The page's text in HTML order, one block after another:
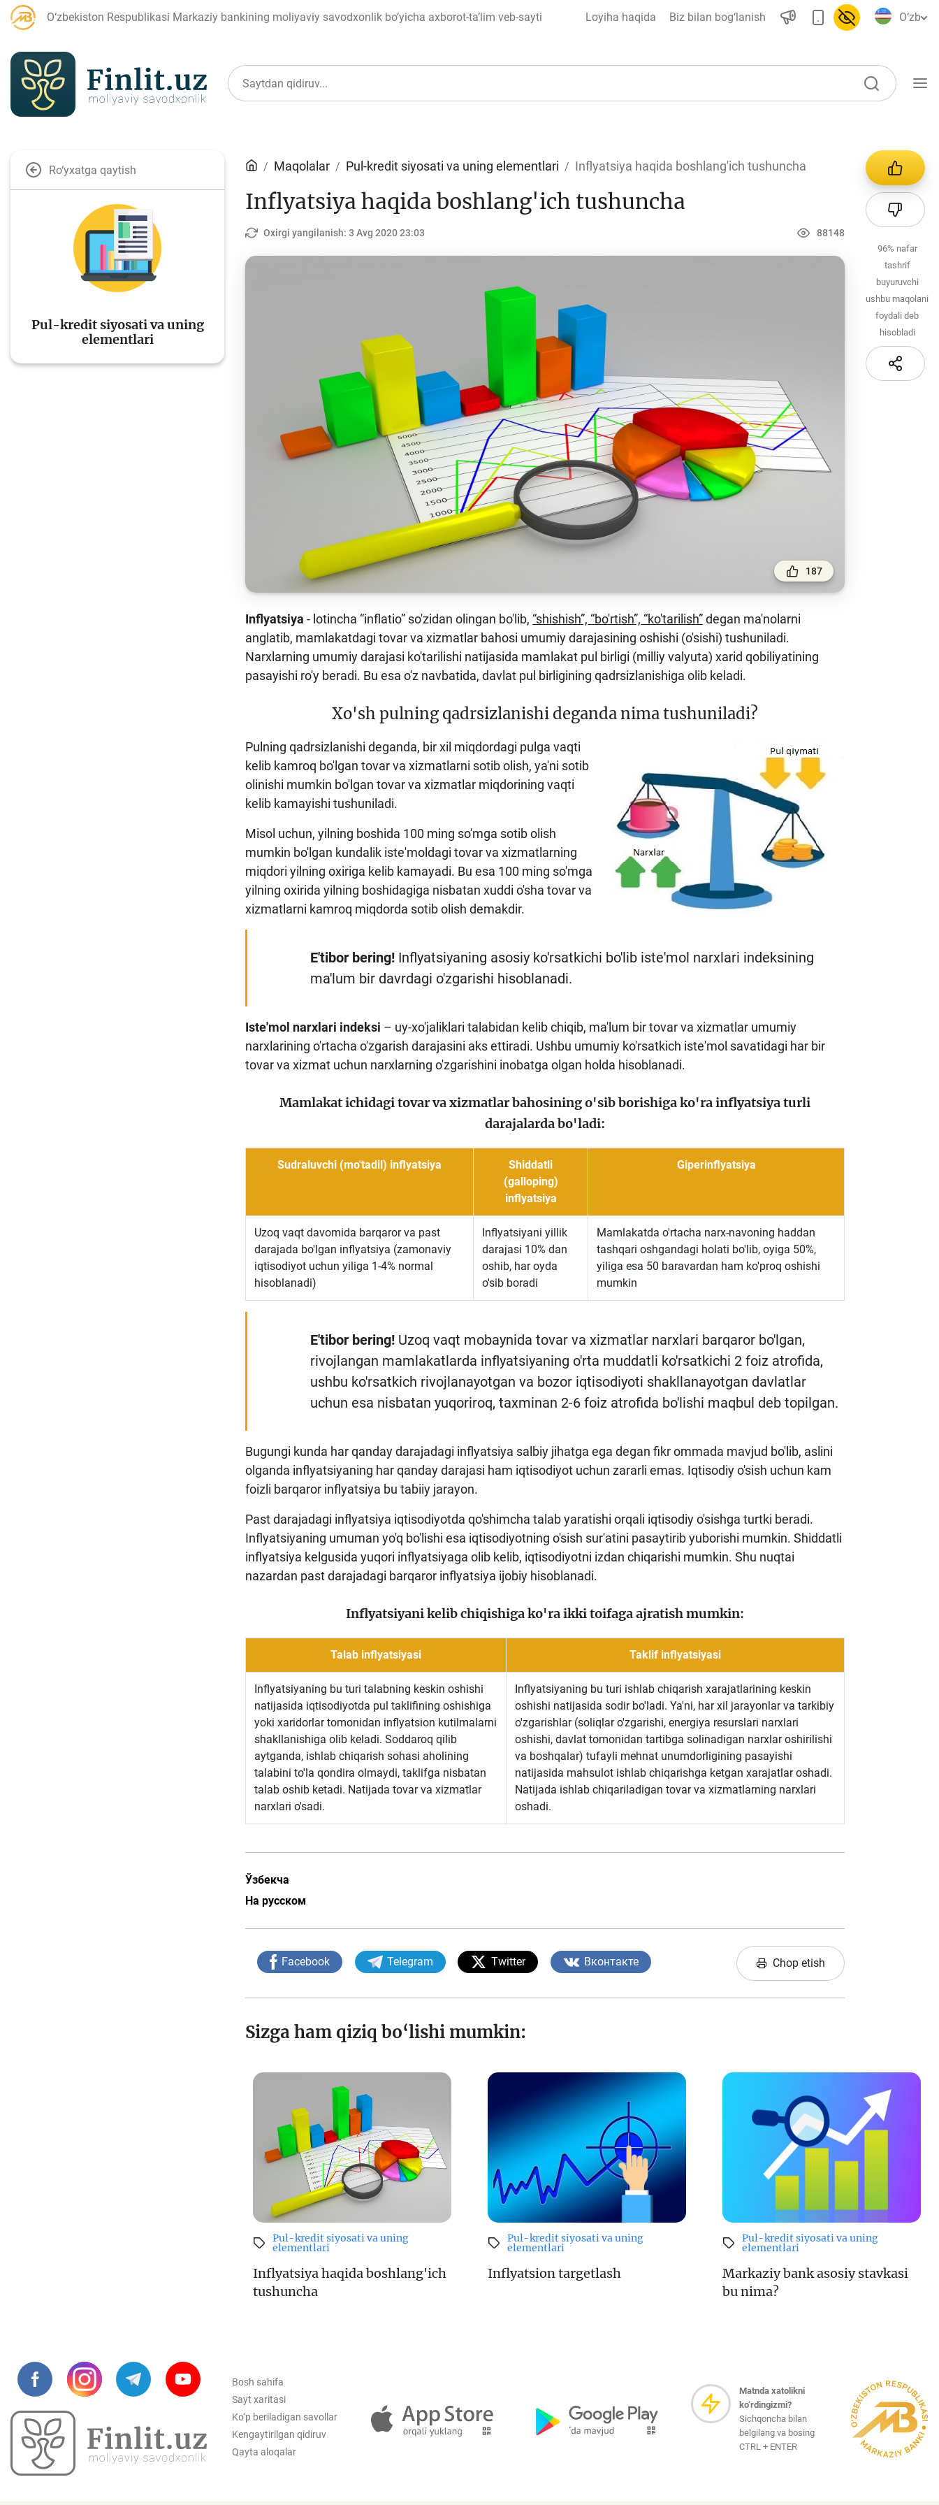
O‘zbekiston Respublikasi Markaziy bankining moliyaviy savodxonlik bo‘yicha axborot-ta’lim veb-sayti Loyiha haqida Biz bilan bog‘lanish O‘zb
Bank agentlari uchun Pul Islom moliyasi
Depozit (omonatlar)
To'lov va o'tkazmalar Moliya bozori
Pul-kredit siyosati va
uning elementlari
Bank xizmatlari
iste'molchilari
huquqlari
Kichik va oʻrta biznes
vakillari uchun onlayn
oʻquv dastur
Loyihalar
Interaktiv xizmatlar
Fotogalereya
Loyiha haqida
Kengaytirilgan qidiruv
Ro‘yxatga qaytish
Pul-kredit siyosati va uning
elementlari
Maqolalar Pul-kredit siyosati va uning elementlari Inflyatsiya haqida boshlang'ich tushuncha
Inflyatsiya haqida boshlang'ich tushuncha
Oxirgi yangilanish: 3 Avg 2020 23:03 88148
187
Inflyatsiya - lotincha “inflatio” so'zidan olingan bo'lib, “shishish”, “bo'rtish”, “ko'tarilish”degan ma'nolarni
anglatib, mamlakatdagi tovar va xizmatlar bahosi umumiy darajasining oshishi (o'sishi) tushuniladi.
Narxlarning umumiy darajasi ko'tarilishi natijasida mamlakat pul birligi (milliy valyuta) xarid qobiliyatining
pasayishi ro'y beradi. Bu esa o'z navbatida, davlat pul birligining qadrsizlanishiga olib keladi.
Xo'sh pulning qadrsizlanishi deganda nima tushuniladi?
Pulning qadrsizlanishi deganda, bir xil miqdordagi pulga vaqti
kelib kamroq bo'lgan tovar va xizmatlarni sotib olish, ya'ni sotib
olinishi mumkin bo'lgan tovar va xizmatlar miqdorining vaqti
kelib kamayishi tushuniladi.
Misol uchun, yilning boshida 100 ming so'mga sotib olish
mumkin bo'lgan kundalik iste'moldagi tovar va xizmatlarning
miqdori yilning oxiriga kelib kamayadi. Bu esa 100 ming so'mga
yilning oxirida yilning boshidagiga nisbatan xuddi o'sha tovar va
xizmatlarni kamroq miqdorda sotib olish demakdir.
E'tibor bering! Inflyatsiyaning asosiy ko'rsatkichi bo'lib iste'mol narxlari indeksining
ma'lum bir davrdagi o'zgarishi hisoblanadi.
Iste'mol narxlari indeksi – uy-xo'jaliklari talabidan kelib chiqib, ma'lum bir tovar va xizmatlar umumiy
narxlarining o'rtacha o'zgarish darajasini aks ettiradi. Ushbu umumiy ko'rsatkich iste'mol savatidagi har bir
tovar va xizmat uchun narxlarning o'zgarishini inobatga olgan holda hisoblanadi.
Mamlakat ichidagi tovar va xizmatlar bahosining o'sib borishiga ko'ra inflyatsiya turli
darajalarda bo'ladi:
Sudraluvchi (mo'tadil) inflyatsiya
Shiddatli
(galloping)
inflyatsiya
Giperinflyatsiya
Uzoq vaqt davomida barqaror va past
darajada bo'lgan inflyatsiya (zamonaviy
iqtisodiyot uchun yiliga 1-4% normal
hisoblanadi)
Inflyatsiyani yillik
darajasi 10% dan
oshib, har oyda
o'sib boradi
Mamlakatda o'rtacha narx-navoning haddan
tashqari oshgandagi holati bo'lib, oyiga 50%,
yiliga esa 50 baravardan ham ko'proq oshishi
mumkin
E'tibor bering! Uzoq vaqt mobaynida tovar va xizmatlar narxlari barqaror bo'lgan,
rivojlangan mamlakatlarda inflyatsiyaning o'rta muddatli ko'rsatkichi 2 foiz atrofida,
ushbu ko'rsatkich rivojlanayotgan va bozor iqtisodiyoti shakllanayotgan davlatlar
uchun esa nisbatan yuqoriroq, taxminan 2-6 foiz atrofida bo'lishi maqbul deb topilgan.
Bugungi kunda har qanday darajadagi inflyatsiya salbiy jihatga ega degan fikr ommada mavjud bo'lib, aslini
olganda inflyatsiyaning har qanday darajasi ham iqtisodiyot uchun zararli emas. Iqtisodiy o'sish uchun kam
foizli barqaror inflyatsiya bu tabiiy jarayon.
Past darajadagi inflyatsiya iqtisodiyotda qo'shimcha talab yaratishi orqali iqtisodiy o'sishga turtki beradi.
Inflyatsiyaning umuman yo'q bo'lishi esa iqtisodiyotning o'sish sur'atini pasaytirib yuborishi mumkin. Shiddatli
inflyatsiya kelgusida yuqori inflyatsiyaga olib kelib, iqtisodiyotni izdan chiqarishi mumkin. Shu nuqtai
nazardan past darajadagi barqaror inflyatsiya ijobiy hisoblanadi.
Inflyatsiyani kelib chiqishiga ko'ra ikki toifaga ajratish mumkin:
Talab inflyatsiyasi Taklif inflyatsiyasi
Inflyatsiyaning bu turi talabning keskin oshishi
natijasida iqtisodiyotda pul taklifining oshishiga
yoki xaridorlar tomonidan inflyatsion kutilmalarni
shakllanishiga olib keladi. Soddaroq qilib
aytganda, ishlab chiqarish sohasi aholining
talabini to'la qondira olmaydi, taklifga nisbatan
talab oshib ketadi. Natijada tovar va xizmatlar
narxlari o'sadi.
Inflyatsiyaning bu turi ishlab chiqarish xarajatlarining keskin
oshishi natijasida sodir bo'ladi. Ya'ni, har xil jarayonlar va tarkibiy
o'zgarishlar (soliqlar o'zgarishi, energiya resurslari narxlari
oshishi, davlat tomonidan tartibga solinadigan narxlar oshirilishi
va boshqalar) tufayli mehnat unumdorligining pasayishi
natijasida mahsulot ishlab chiqarishga ketgan xarajatlar oshadi.
Natijada ishlab chiqariladigan tovar va xizmatlarning narxlari
oshadi.
Ўзбекча
На русском
Facebook Telegram Twitter Вконтакте Chop etish
96% nafar
tashrif
buyuruvchi
ushbu maqolani
foydali deb
hisobladi
Sizga ham qiziq bo‘lishi mumkin:
Pul-kredit siyosati va uning
elementlari
Inflyatsiya haqida boshlang'ich
tushuncha
Pul-kredit siyosati va uning
elementlari
Inflyatsion targetlash
Pul-kredit siyosati va uning
elementlari
Markaziy bank asosiy stavkasi
bu nima?
Bosh sahifa
Sayt xaritasi
Ko‘p beriladigan savollar
Kengaytirilgan qidiruv
Qayta aloqalar
Matnda xatolikni
ko‘rdingizmi?
Sichqoncha bilan
belgilang va bosing
CTRL + ENTER